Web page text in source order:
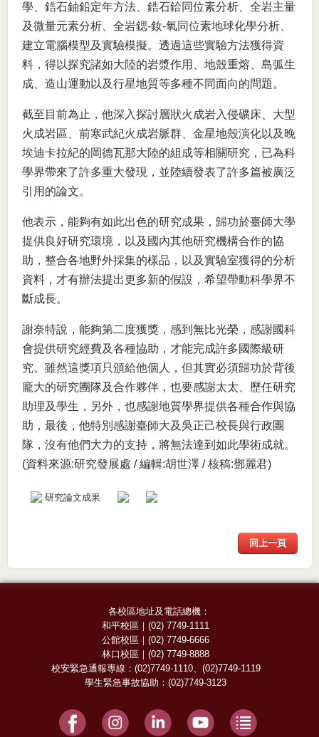
學、鋯石鈾鉛定年方法、鋯石鉿同位素分析、全岩主量
及微量元素分析、全岩鍶-釹-氧同位素地球化學分析、
建立電腦模型及實驗模擬。透過這些實驗方法獲得資
料，得以探究諸如大陸的岩漿作用、地殼重熔、島弧生
成、造山運動以及行星地質等多種不同面向的問題。
截至目前為止，他深入探討層狀火成岩入侵礦床、大型
火成岩區、前寒武紀火成岩脈群、金星地殼演化以及晚
埃迪卡拉紀的岡德瓦那大陸的組成等相關研究，已為科
學界帶來了許多重大發現，並陸續發表了許多篇被廣泛
引用的論文。
他表示，能夠有如此出色的研究成果，歸功於臺師大學
提供良好研究環境，以及國內其他研究機構合作的協
助，整合各地野外採集的樣品，以及實驗室獲得的分析
資料，才有辦法提出更多新的假設，希望帶動科學界不
斷成長。
謝奈特說，能夠第二度獲獎，感到無比光榮，感謝國科
會提供研究經費及各種協助，才能完成許多國際級研
究。雖然這獎項只頒給他個人，但其實必須歸功於背後
龐大的研究團隊及合作夥伴，也要感謝太太、歷任研究
助理及學生，另外，也感謝地質學界提供各種合作與協
助，最後，他特別感謝臺師大及吳正己校長與行政團
隊，沒有他們大力的支持，將無法達到如此學術成就。
(資料來源:研究發展處 / 編輯:胡世澤 / 核稿:鄧麗君)
研究論文成果
回上一頁
各校區地址及電話總機：
和平校區 ｜(02) 7749-1111
公館校區 ｜(02) 7749-6666
林口校區 ｜(02) 7749-8888
校安緊急通報專線： (02)7749-1110、 (02)7749-1119
學生緊急事故協助：(02)7749-3123